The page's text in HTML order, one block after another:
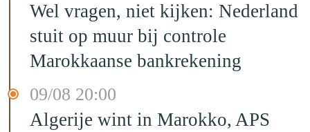
Wel vragen, niet kijken: Nederland
stuit op muur bij controle
Marokkaanse bankrekening
09/08 20:00
Algerije wint in Marokko, APS